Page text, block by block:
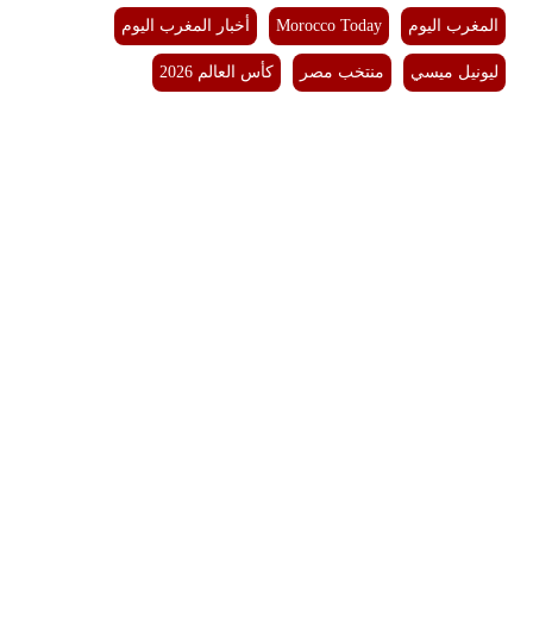
المغرب اليوم Morocco Today أخبار المغرب اليوم
ليونيل ميسي منتخب مصر كأس العالم 2026